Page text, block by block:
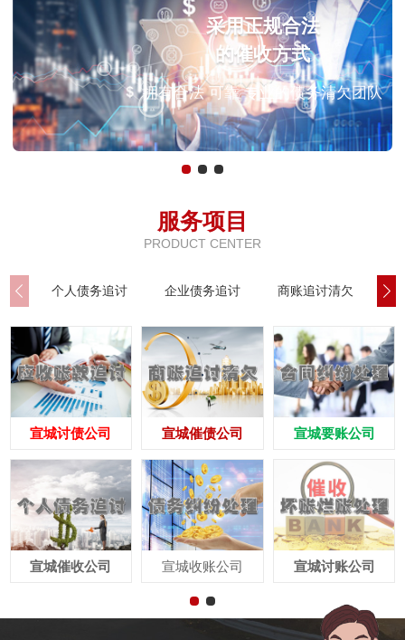
采用正规合法
的催收方式
拥有合法 可靠 专业的债务清欠团队
服务项目
PRODUCT CENTER
个人债务追讨 企业债务追讨 商账追讨清欠
宣城讨债公司
宣城催收公司
宣城催债公司
宣城收账公司
宣城要账公司
宣城讨账公司